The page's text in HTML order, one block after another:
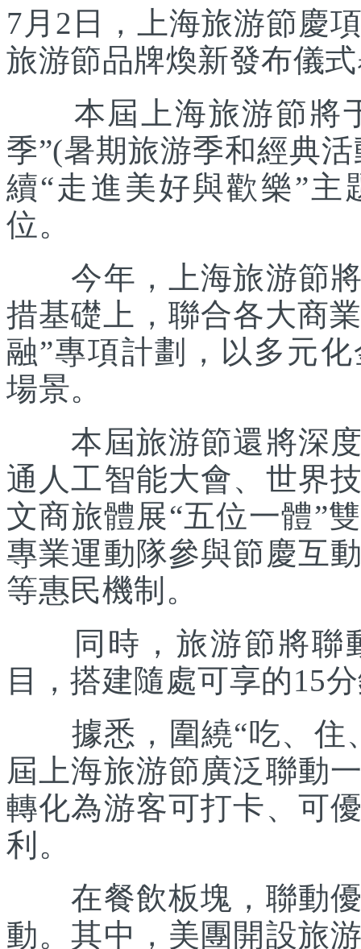
7月2日，上海旅游節慶
旅游節品牌煥新發布儀
本屆上海旅游節將于
季”(暑期旅游季和經典
續“走進美好與歡樂”主
位。
今年，上海旅游節將
措基礎上，聯合各大商
融”專項計劃，以多元
場景。
本屆旅游節還將深度
通人工智能大會、世界
文商旅體展“五位一體”
專業運動隊參與節慶互
等惠民機制。
同時，旅游節將聯
目，搭建隨處可享的15
據悉，圍繞“吃、住
屆上海旅游節廣泛聯動
轉化為游客可打卡、可
利。
在餐飲板塊，聯動優
動。其中，美團開設旅